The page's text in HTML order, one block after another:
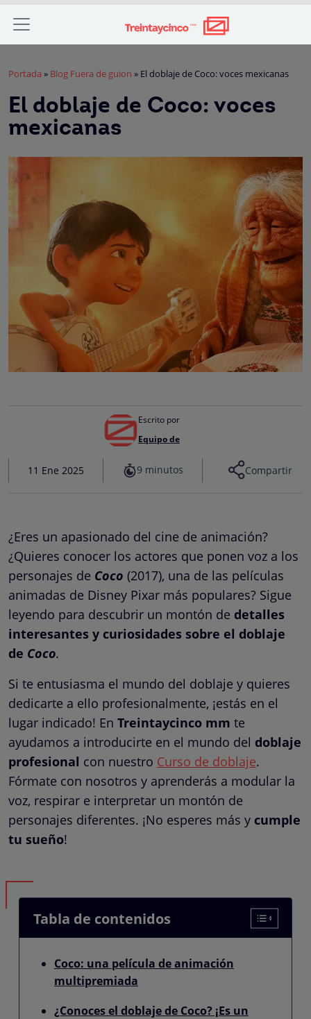
Portada » Blog Fuera de guion » El doblaje de Coco: voces mexicanas
El doblaje de Coco: voces
mexicanas
Escrito por
Equipo de
11 Ene 2025 9 minutos Compartir
¿Eres un apasionado del cine de animación?
¿Quieres conocer los actores que ponen voz a los
personajes de Coco (2017), una de las películas
animadas de Disney Pixar más populares? Sigue
leyendo para descubrir un montón de detalles
interesantes y curiosidades sobre el doblaje
de Coco.
Si te entusiasma el mundo del doblaje y quieres
dedicarte a ello profesionalmente, ¡estás en el
lugar indicado! En Treintaycinco mm te
ayudamos a introducirte en el mundo del doblaje
profesional con nuestro Curso de doblaje.
Fórmate con nosotros y aprenderás a modular la
voz, respirar e interpretar un montón de
personajes diferentes. ¡No esperes más y cumple
tu sueño!
Tabla de contenidos
Coco: una película de animación
multipremiada
¿Conoces el doblaje de Coco? ¡Es un